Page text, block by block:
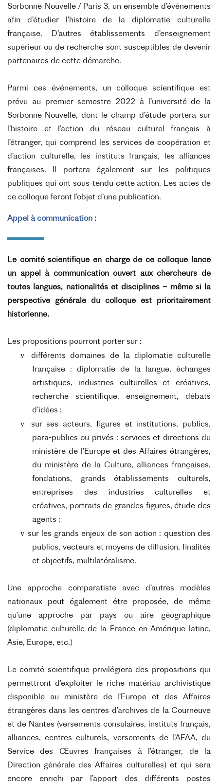
Sorbonne-Nouvelle / Paris 3, un ensemble d’événements
afin d’étudier l’histoire de la diplomatie culturelle
française. D’autres établissements d’enseignement
supérieur ou de recherche sont susceptibles de devenir
partenaires de cette démarche.
Parmi ces événements, un colloque scientifique est
prévu au premier semestre 2022 à l’université de la
Sorbonne-Nouvelle, dont le champ d’étude portera sur
l’histoire et l’action du réseau culturel français à
l’étranger, qui comprend les services de coopération et
d’action culturelle, les instituts français, les alliances
françaises. Il portera également sur les politiques
publiques qui ont sous-tendu cette action. Les actes de
ce colloque feront l’objet d’une publication.
Appel à communication :
Le comité scientifique en charge de ce colloque lance
un appel à communication ouvert aux chercheurs de
toutes langues, nationalités et disciplines – même si la
perspective générale du colloque est prioritairement
historienne.
Les propositions pourront porter sur :
v
différents domaines de la diplomatie culturelle
française : diplomatie de la langue, échanges
artistiques, industries culturelles et créatives,
recherche scientifique, enseignement, débats
d’idées ;
v
sur ses acteurs, figures et institutions, publics,
para-publics ou privés : services et directions du
ministère de l’Europe et des Affaires étrangères,
du ministère de la Culture, alliances françaises,
fondations, grands établissements culturels,
entreprises des industries culturelles et
créatives, portraits de grandes figures, étude des
agents ;
v sur les grands enjeux de son action : question des
publics, vecteurs et moyens de diffusion, finalités
et objectifs, multilatéralisme.
Une approche comparatiste avec d’autres modèles
nationaux peut également être proposée, de même
qu’une approche par pays ou aire géographique
(diplomatie culturelle de la France en Amérique latine,
Asie, Europe, etc.)
Le comité scientifique privilégiera des propositions qui
permettront d’exploiter le riche matériau archivistique
disponible au ministère de l’Europe et des Affaires
étrangères dans les centres d’archives de la Courneuve
et de Nantes (versements consulaires, instituts français,
alliances, centres culturels, versements de l’AFAA, du
Service des Œuvres françaises à l’étranger, de la
Direction générale des Affaires culturelles) et qui sera
encore enrichi par l’apport des différents postes